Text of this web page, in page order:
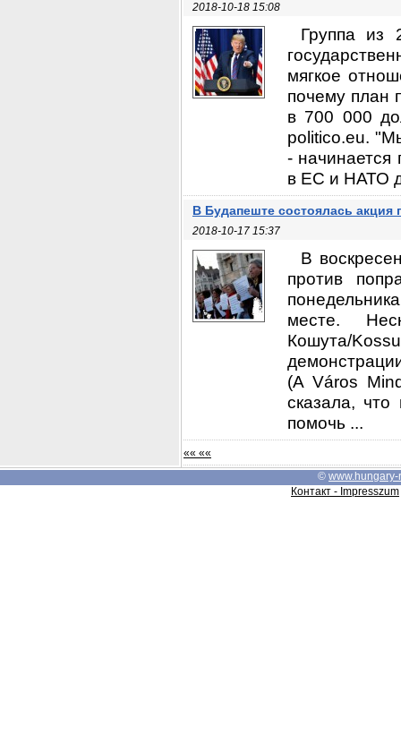
2018-10-18 15:08
Группа из
мягкое
почему план
в 700 000
politico.eu.
- начинается
в ЕС и НАТО
В Будапеште состоялась акция
2018-10-17 15:37
В
против
месте.
Кошута/
(A Város
сказала,
помочь ...
«« ««
© www.hungary-
Контакт - Impresszum